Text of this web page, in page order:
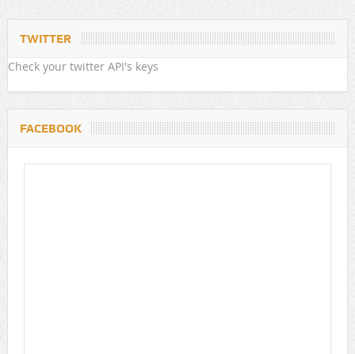
TWITTER
Check your twitter API's keys
FACEBOOK